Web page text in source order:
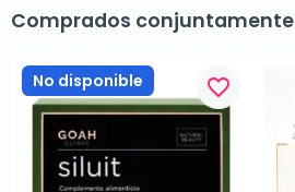
Comprados conjuntamente
No disponible favorite_border